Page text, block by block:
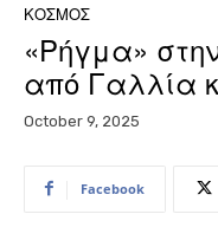
ΚΟΣΜΟΣ
«Ρήγμα»
από Γαλλία
October 9, 2025
Facebook